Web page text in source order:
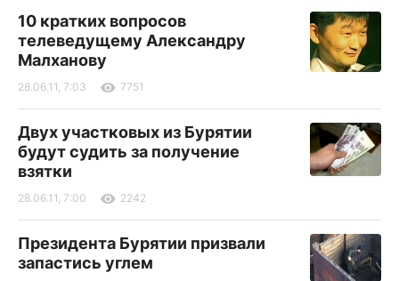
10 кратких вопросов
телеведущему Александру
Малханову
28.06.11, 7:03 7751
Двух участковых из Бурятии
будут судить за получение
взятки
28.06.11, 7:00 2242
Президента Бурятии призвали
запастись углем